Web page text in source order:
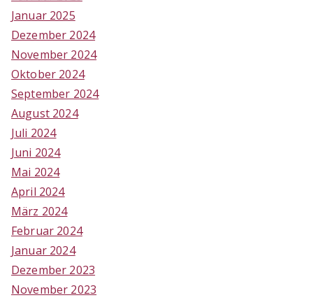
Januar 2025
Dezember 2024
November 2024
Oktober 2024
September 2024
August 2024
Juli 2024
Juni 2024
Mai 2024
April 2024
März 2024
Februar 2024
Januar 2024
Dezember 2023
November 2023